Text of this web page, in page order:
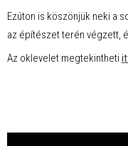
Ezúton is köszönjük neki a
az építészet terén végzett,
Az oklevelet megtekintheti